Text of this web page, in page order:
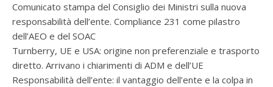
Comunicato stampa del Consiglio dei Ministri sulla nuova
responsabilità dell’ente. Compliance 231 come pilastro
dell’AEO e del SOAC
Turnberry, UE e USA: origine non preferenziale e trasporto
diretto. Arrivano i chiarimenti di ADM e dell’UE
Responsabilità dell’ente: il vantaggio dell’ente e la colpa in